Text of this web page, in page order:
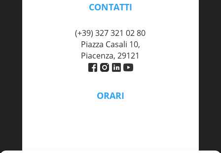
CONTATTI
(+39) 327 321 02 80
Piazza Casali 10,
Piacenza, 29121
ORARI